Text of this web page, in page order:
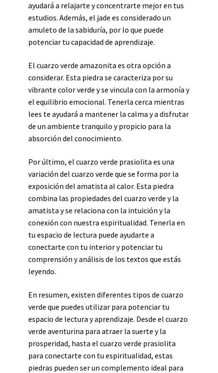
ayudará a relajarte y concentrarte mejor en tus
estudios. Además, el jade es considerado un
amuleto de la sabiduría, por lo que puede
potenciar tu capacidad de aprendizaje.
El cuarzo verde amazonita es otra opción a
considerar. Esta piedra se caracteriza por su
vibrante color verde y se vincula con la armonía y
el equilibrio emocional. Tenerla cerca mientras
lees te ayudará a mantener la calma y a disfrutar
de un ambiente tranquilo y propicio para la
absorción del conocimiento.
Por último, el cuarzo verde prasiolita es una
variación del cuarzo verde que se forma por la
exposición del amatista al calor. Esta piedra
combina las propiedades del cuarzo verde y la
amatista y se relaciona con la intuición y la
conexión con nuestra espiritualidad. Tenerla en
tu espacio de lectura puede ayudarte a
conectarte con tu interior y potenciar tu
comprensión y análisis de los textos que estás
leyendo.
En resumen, existen diferentes tipos de cuarzo
verde que puedes utilizar para potenciar tu
espacio de lectura y aprendizaje. Desde el cuarzo
verde aventurina para atraer la suerte y la
prosperidad, hasta el cuarzo verde prasiolita
para conectarte con tu espiritualidad, estas
piedras pueden ser un complemento ideal para